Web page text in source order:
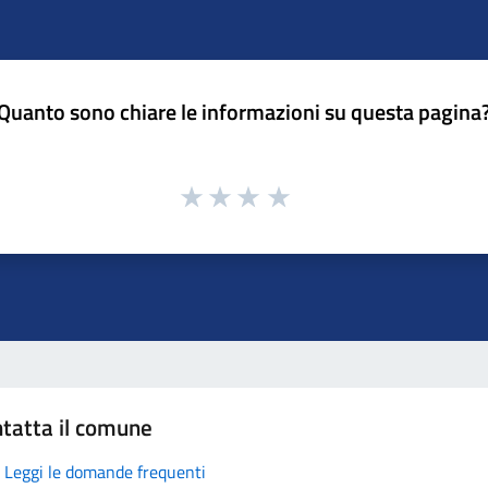
sono chiare le informazioni su questa
il comune
Leggi le domande frequenti